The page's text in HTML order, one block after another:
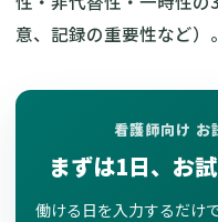
意、記録の重要性など）。
看護師向け お
まずは1日、お
働ける日を入力するだけ